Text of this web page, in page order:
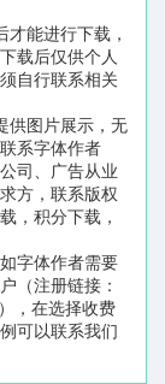
能进行下载，
载后仅供个人
自行联系相关
供图片展示，无
系字体作者
司、广告从业
方，联系版权
，积分下载，
字体作者需要
（注册链接：
在选择收费
可以联系我们